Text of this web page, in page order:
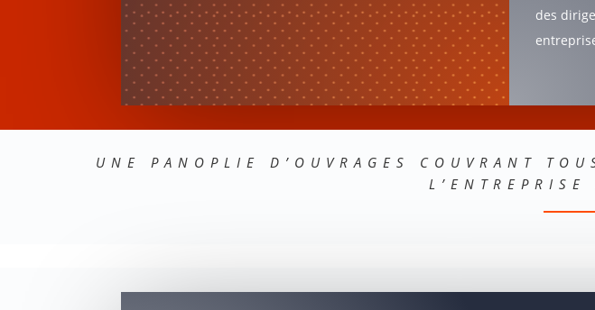
des
UNE PANOPLIE D’OUVRAGES COUVRANT